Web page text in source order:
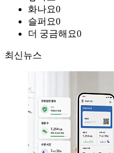
화나요0
슬퍼요0
더 궁금해요0
최신뉴스